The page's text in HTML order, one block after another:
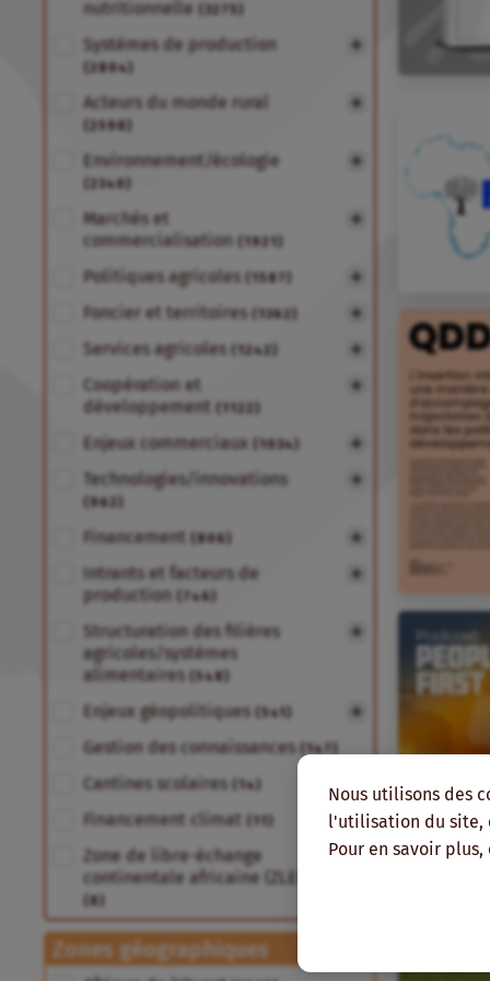
Nous utilisons des
l'utilisation du site,
Pour en savoir
nutritionnelle (3275)
Systèmes de production
(2804)
Acteurs du monde rural
(2598)
Environnement/écologie
(2340)
Marchés et
commercialisation (1921)
Politiques agricoles (1587)
Foncier et territoires (1362)
Services agricoles (1242)
Coopération et
développement
(1122)
Enjeux commerciaux (1034)
Technologies/innovations
(962)
Financement (806)
Intrants et facteurs de
production (746)
Structuration des filières
agricoles/systèmes
alimentaires (548)
Enjeux géopolitiques (541)
Gestion des connaissances (147)
Cantines scolaires (14)
Financement climat (11)
Zone de libre-échange
continentale africaine (ZLECA)
(8)
Zones géographiques